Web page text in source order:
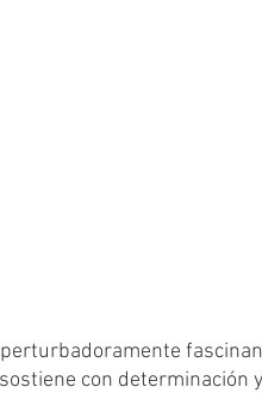
con determinación